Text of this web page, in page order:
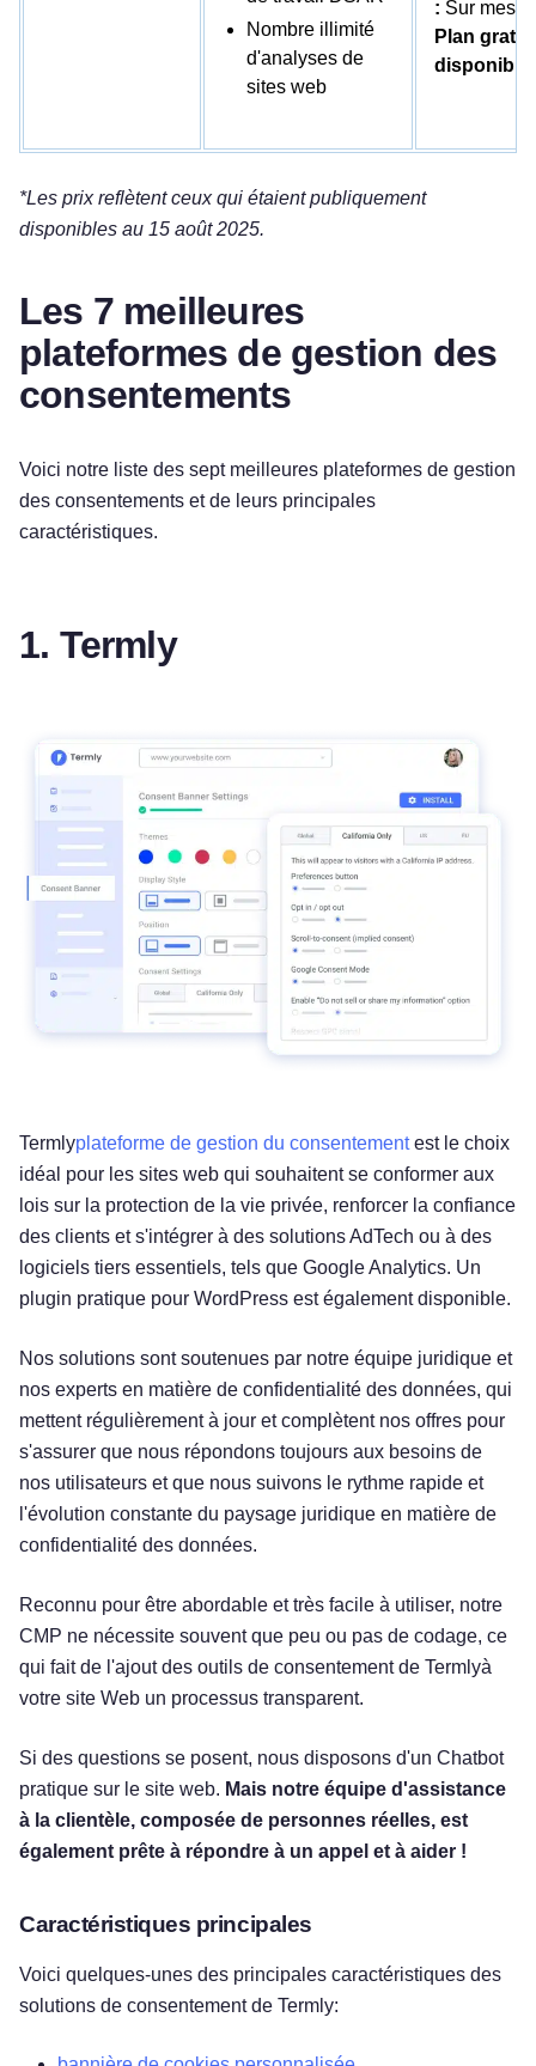
Nombre illimité
d'analyses de
sites web
: Sur
Plan
disponible
*Les prix reflètent ceux qui étaient publiquement
disponibles au 15 août 2025.
Les 7 meilleures
plateformes de gestion des
consentements
Voici notre liste des sept meilleures plateformes de gestion
des consentements et de leurs principales
caractéristiques.
1. Termly
Termlyplateforme de gestion du consentementest le choix
idéal pour les sites web qui souhaitent se conformer aux
lois sur la protection de la vie privée, renforcer la confiance
des clients et s'intégrer à des solutions AdTech ou à des
logiciels tiers essentiels, tels que Google Analytics. Un
plugin pratique pour WordPress est également disponible.
Nos solutions sont soutenues par notre équipe juridique et
nos experts en matière de confidentialité des données, qui
mettent régulièrement à jour et complètent nos offres pour
s'assurer que nous répondons toujours aux besoins de
nos utilisateurs et que nous suivons le rythme rapide et
l'évolution constante du paysage juridique en matière de
confidentialité des données.
Reconnu pour être abordable et très facile à utiliser, notre
CMP ne nécessite souvent que peu ou pas de codage, ce
qui fait de l'ajout des outils de consentement de Termlyà
votre site Web un processus transparent.
Si des questions se posent, nous disposons d'un Chatbot
pratique sur le site web. Mais notre équipe d'assistance
à la clientèle, composée de personnes réelles, est
également prête à répondre à un appel et à aider !
Caractéristiques principales
Voici quelques-unes des principales caractéristiques des
solutions de consentement de Termly: